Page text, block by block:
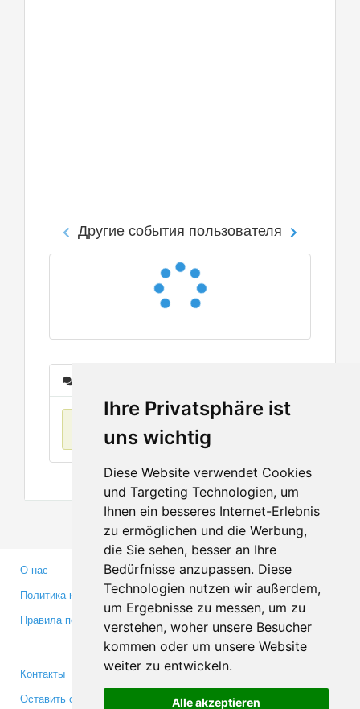
Ihre Privatsphäre ist
uns wichtig
Diese Website verwendet Cookies
und Targeting Technologien, um
Ihnen ein besseres Internet-Erlebnis
zu ermöglichen und die Werbung,
die Sie sehen, besser an Ihre
Bedürfnisse anzupassen. Diese
Technologien nutzen wir außerdem,
um Ergebnisse zu messen, um zu
verstehen, woher unsere Besucher
kommen oder um unsere Website
weiter zu entwickeln.
Alle akzeptieren
Другие события пользователя
О нас
Политика конфиденциальности
Правила пользования
Партнерам
Инвесторам
Медиа
Контакты
Оставить отзыв
Facebook
Twitter